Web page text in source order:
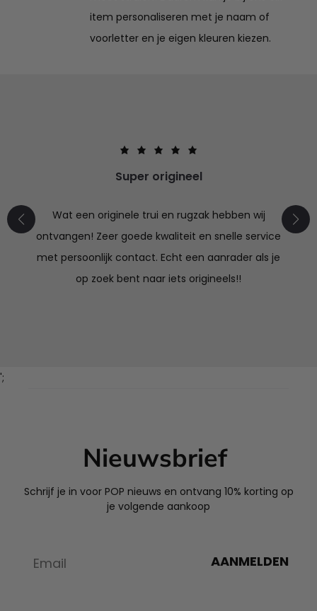
item personaliseren met je naam of
voorletter en je eigen kleuren kiezen.
Super origineel
Wat een originele trui en rugzak hebben wij
ontvangen! Zeer goede kwaliteit en snelle service
met persoonlijk contact. Echt een aanrader als je
op zoek bent naar iets origineels!!
';
Nieuwsbrief
Schrijf je in voor POP nieuws en ontvang 10% korting op
je volgende aankoop
AANMELDEN